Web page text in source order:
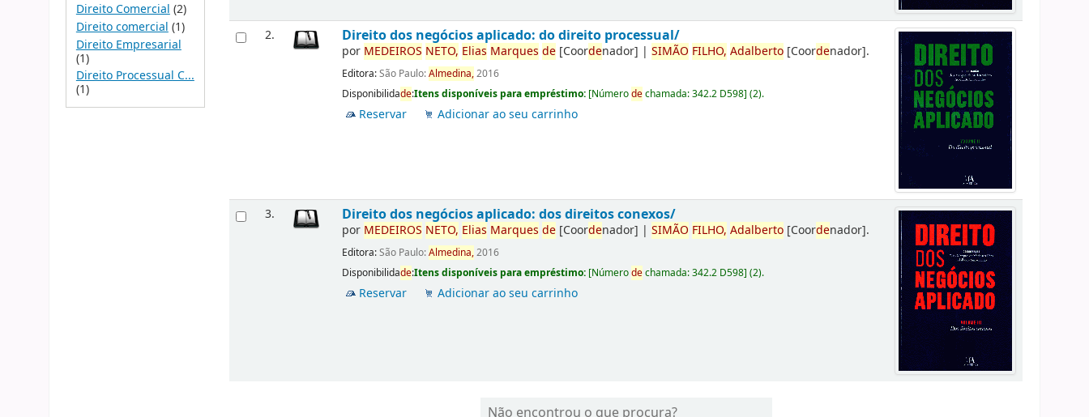
Direito Comercial (2)
Direito comercial (1)
Direito Empresarial
(1)
Direito Processual C...
(1)
2. Direito dos negócios aplicado: do direito processual/
por MEDEIROS NETO, Elias Marques de [Coordenador] |SIMÃO FILHO, Adalberto [Coordenador].
Editora:São Paulo:Almedina,2016
Disponibilidade:Itens disponíveis para empréstimo: [Númerodechamada:342.2 D598](2).
Reservar Adicionar ao seu carrinho
3. Direito dos negócios aplicado: dos direitos conexos/
por MEDEIROS NETO, Elias Marques de [Coordenador] |SIMÃO FILHO, Adalberto [Coordenador].
Editora:São Paulo:Almedina,2016
Disponibilidade:Itens disponíveis para empréstimo: [Númerodechamada:342.2 D598](2).
Reservar Adicionar ao seu carrinho